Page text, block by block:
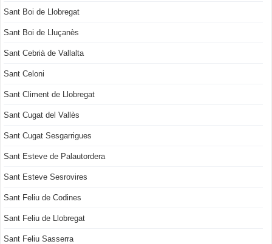
Sant Boi de Llobregat
Sant Boi de Lluçanès
Sant Cebrià de Vallalta
Sant Celoni
Sant Climent de Llobregat
Sant Cugat del Vallès
Sant Cugat Sesgarrigues
Sant Esteve de Palautordera
Sant Esteve Sesrovires
Sant Feliu de Codines
Sant Feliu de Llobregat
Sant Feliu Sasserra